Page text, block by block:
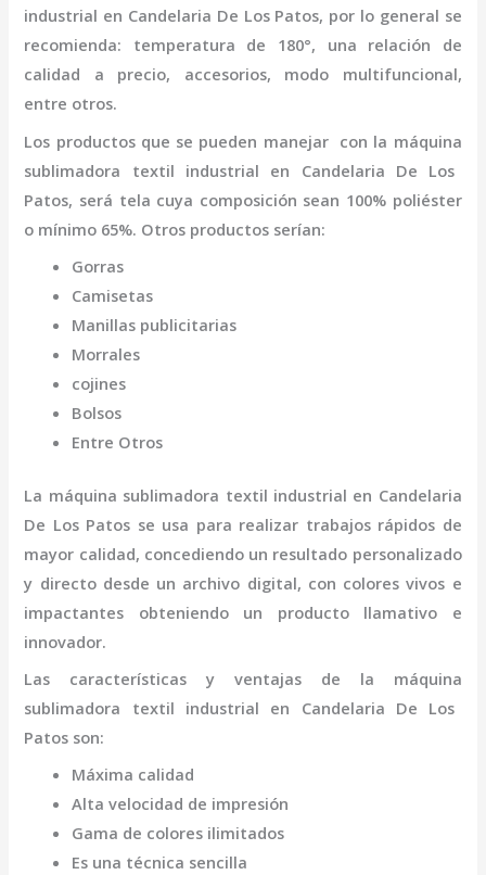
industrial en Candelaria De Los Patos, por lo general se
recomienda: temperatura de 180°, una relación de
calidad a precio, accesorios, modo multifuncional,
entre otros.
Los productos que se pueden manejar con la máquina
sublimadora textil industrial en Candelaria De Los
Patos, será tela cuya composición sean 100% poliéster
o mínimo 65%. Otros productos serían:
Gorras
Camisetas
Manillas publicitarias
Morrales
cojines
Bolsos
Entre Otros
La máquina sublimadora textil industrial en Candelaria
De Los Patos se usa para realizar trabajos rápidos de
mayor calidad, concediendo un resultado personalizado
y directo desde un archivo digital, con colores vivos e
impactantes obteniendo un producto llamativo e
innovador.
Las características y ventajas de la máquina
sublimadora textil industrial en Candelaria De Los
Patos son:
Máxima calidad
Alta velocidad de impresión
Gama de colores ilimitados
Es una técnica sencilla